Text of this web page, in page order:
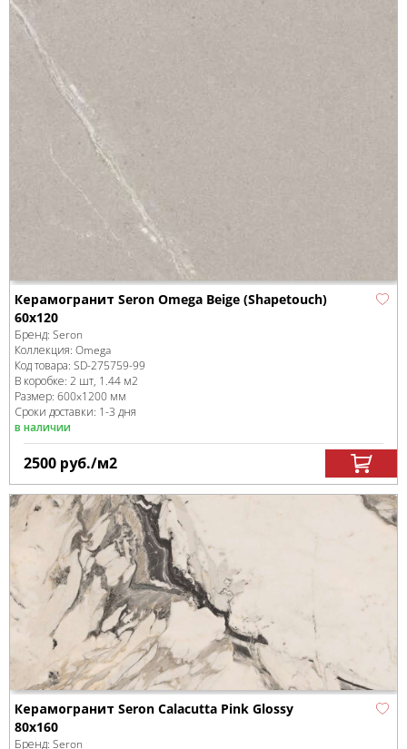
Керамогранит Seron Omega Beige (Shapetouch)
60x120
Бренд: Seron
Коллекция: Omega
Код товара: SD-275759-99
В коробке: 2 шт, 1.44 м2
Размер: 600x1200 мм
Сроки доставки: 1-3 дня
в наличии
2500 руб./м2
Керамогранит Seron Calacutta Pink Glossy
80x160
Бренд: Seron